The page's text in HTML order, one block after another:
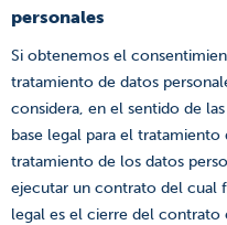
personales
Si obtenemos el
tratamiento de datos
considera, en el sentido de
base legal para el tratamiento
tratamiento de los datos
ejecutar un contrato del cual
legal es el cierre del contrato